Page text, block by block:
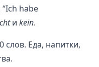
“Ich habe
и kein.
слов. Еда, напитки,